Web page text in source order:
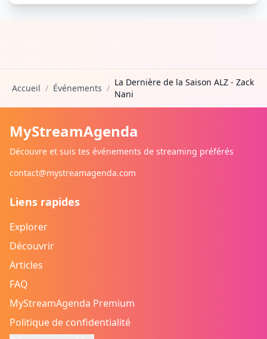
Accueil / Événements /
La Dernière de la Saison ALZ - Zack
Nani
MyStreamAgenda
Découvre et suis tes événements de streaming préférés
contact@mystreamagenda.com
Liens rapides
Explorer
Découvrir
Articles
FAQ
MyStreamAgenda Premium
Politique de confidentialité